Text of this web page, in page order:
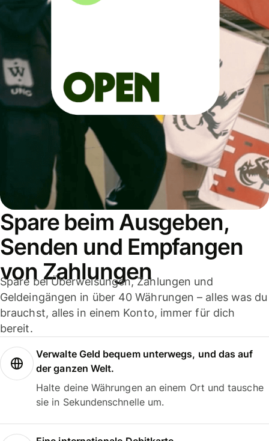
Spare beim Ausgeben,
Senden und Empfangen
von Zahlungen
Spare bei Überweisungen, Zahlungen und
Geldeingängen in über 40 Währungen – alles was du
brauchst, alles in einem Konto, immer für dich
bereit.
Verwalte Geld bequem unterwegs, und das auf
der ganzen Welt.
Halte deine Währungen an einem Ort und tausche
sie in Sekundenschnelle um.